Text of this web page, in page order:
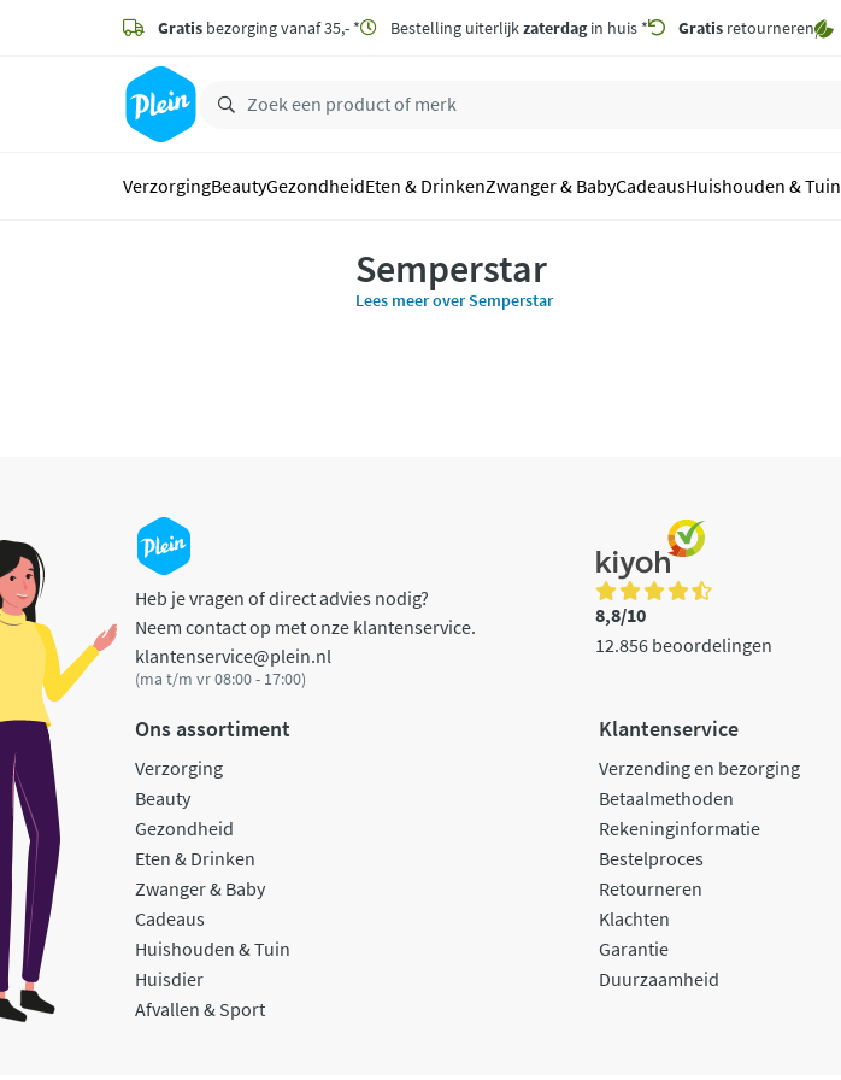
zoeken
hoofdinhoud
Gratis bezorging vanaf 35,- * Bestelling uiterlijkzaterdagin huis * Gratis retourneren
VerzorgingBeautyGezondheidEten & DrinkenZwanger & BabyCadeausHuishouden & Tuin
Semperstar
Lees meer over Semperstar
Heb je vragen of direct advies nodig?
Neem contact op met onze klantenservice.
klantenservice@plein.nl
(ma t/m vr 08:00 - 17:00)
8,8/10
12.856 beoordelingen
Ons assortiment
Verzorging
Beauty
Gezondheid
Eten & Drinken
Zwanger & Baby
Cadeaus
Huishouden & Tuin
Huisdier
Afvallen & Sport
Klantenservice
Verzending en bezorging
Betaalmethoden
Rekeninginformatie
Bestelproces
Retourneren
Klachten
Garantie
Duurzaamheid